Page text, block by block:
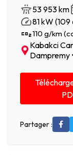
53 953 km
81 kW (109
110 g/km
Kabakci
Dampremy
Partager :